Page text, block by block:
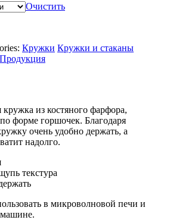
Очистить
Кружки Кружки и стаканы
Продукция
из костяного фарфора,
форме горшочек. Благодаря
очень удобно держать, а
надолго.
текстура
в микроволновой печи и